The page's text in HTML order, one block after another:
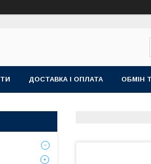
ДОСТАВКА І ОПЛАТА ОБМІН